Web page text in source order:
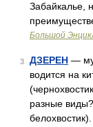
Забайкалье,
Большой
3 ДЗЕРЕН —
водится на
разные виды?